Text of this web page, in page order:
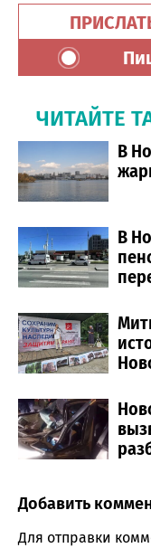
ЧИТАЙТЕ
В
В
Comment
Добавить
Для отправки